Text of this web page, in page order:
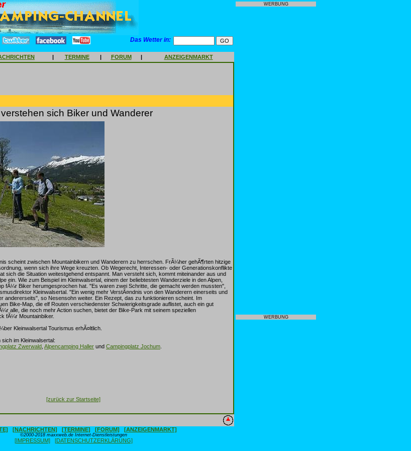
Das Wetter in:
| TERMINE | FORUM | ANZEIGENMARKT
sich Biker und Wanderer
scheint zwischen Mountainbikern und Wanderern zu herrschen. FrÃ¼her gehÃ¶rten hitzige
wenn sich ihre Wege kreuzten. Ob Wegerecht, Interessen- oder Generationskonflikte
sich die Situation weitestgehend entspannt. Man versteht sich, kommt miteinander aus und
ein. Wie zum Beispiel im Kleinwalsertal, einem der beliebtesten Wanderziele in den Alpen,
fÃ¼r Biker herumgesprochen hat. "Es waren zwei Schritte, die gemacht werden mussten",
Kleinwalsertal. "Ein wenig mehr VerstÃ¤ndnis von den Wanderern einerseits und
andererseits", so Nesensohn weiter. Ein Rezept, das zu funktionieren scheint. Im
Bike-Map, die elf Routen verschiedenster Schwierigkeitsgrade auflistet, auch ein gut
alle, die noch mehr Action suchen, bietet der Bike-Park mit seinem speziellen
fÃ¼r Mountainbiker.
Kleinwalsertal Tourismus erhÃ¤ltlich.
im Kleinwalsertal:
Zwerwald Alpencamping Haller und Campingplatz Jochum
[zurück zur Startseite]
[NACHRICHTEN] [TERMINE] [FORUM] [ANZEIGENMARKT]
©2000-2018 maxxweb.de Internet-Dienstleistungen
[IMPRESSUM] [DATENSCHUTZERKLÄRUNG]
WERBUNG
WERBUNG